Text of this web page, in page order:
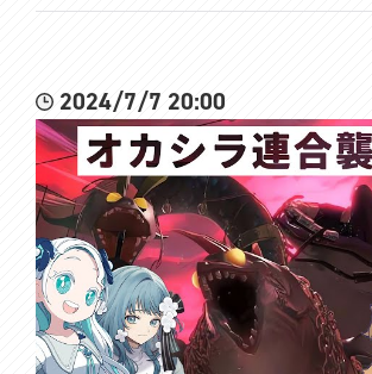
2024/7/7 20:00